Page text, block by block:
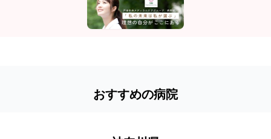
おすすめの病院